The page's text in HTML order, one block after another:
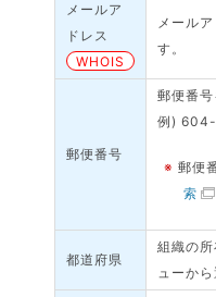
メールア
ドレス
WHOIS
メール
す。
郵便番号
郵便番
例)
※郵便
索
都道府県
組織の
ューから